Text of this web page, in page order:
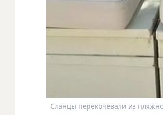
Сланцы перекочевали из